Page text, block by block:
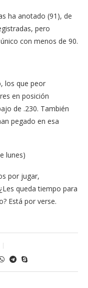
ha anotado (91), de
pero
con menos de 90.
los que peor
en posición
de .230. También
pegado en esa
lunes)
por jugar,
queda tiempo para
Está por verse.